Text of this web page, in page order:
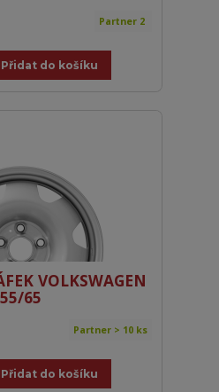
Partner 2
Přidat do košíku
VOLKSWAGEN
65
Partner > 10 ks
Přidat do košíku